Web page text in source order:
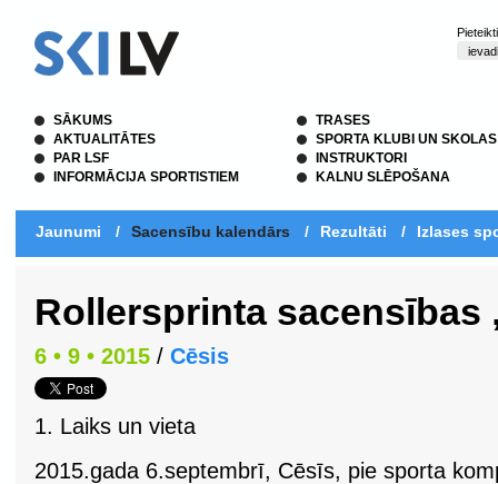
SĀKUMS
AKTUALITĀTES
PAR LSF
INFORMĀCIJA SPORTISTIEM
TRASES
SPORTA KLUBI UN SKOLAS
INSTRUKTORI
KALNU SLĒPOŠANA
Jaunumi / Sacensību kalendārs / Rezultāti / Izlases
Rollersprinta sacensības
6 • 9 • 2015 / Cēsis
1. Laiks un vieta
2015.gada 6.septembrī, Cēsīs, pie sporta